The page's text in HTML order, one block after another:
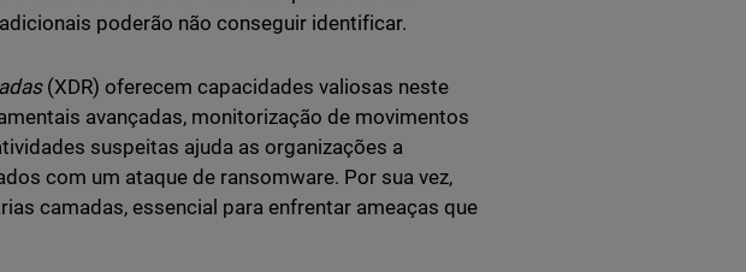
poderão não conseguir identificar.
(XDR) oferecem capacidades valiosas neste
avançadas, monitorização de movimentos
suspeitas ajuda as organizações a
com um ataque de ransomware. Por sua vez,
camadas, essencial para enfrentar ameaças que